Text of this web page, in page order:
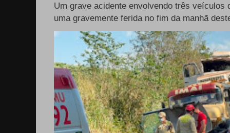
Um grave acidente envolvendo três veículos
uma gravemente ferida no fim da manhã